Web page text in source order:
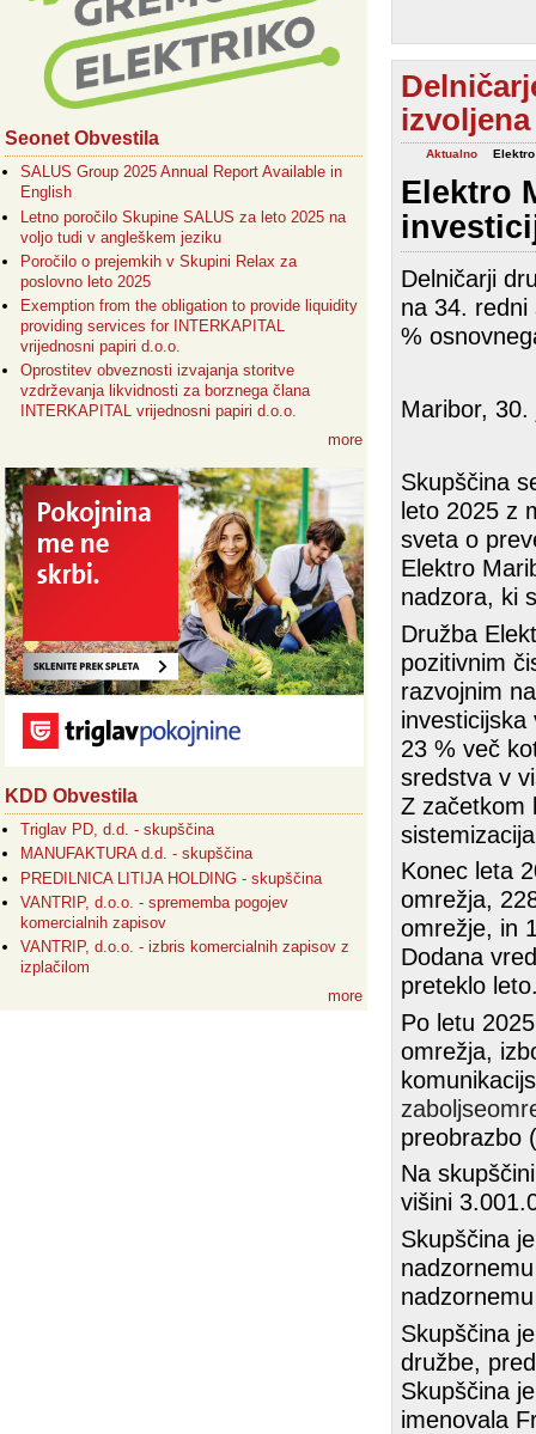
Seonet Obvestila
SALUS Group 2025 Annual Report Available in
English
Letno poročilo Skupine SALUS za leto 2025 na
voljo tudi v angleškem jeziku
Poročilo o prejemkih v Skupini Relax za
poslovno leto 2025
Exemption from the obligation to provide liquidity
providing services for INTERKAPITAL
vrijednosni papiri d.o.o.
Oprostitev obveznosti izvajanja storitve
vzdrževanja likvidnosti za borznega člana
INTERKAPITAL vrijednosni papiri d.o.o.
more
KDD Obvestila
Triglav PD, d.d. - skupščina
MANUFAKTURA d.d. - skupščina
PREDILNICA LITIJA HOLDING - skupščina
VANTRIP, d.o.o. - sprememba pogojev
komercialnih zapisov
VANTRIP, d.o.o. - izbris komercialnih zapisov z
izplačilom
more
Aktualno
Elektro
Delničarji
na 34.
%
Maribor, 30.
Skupščina
leto 2025 z
sveta o
Elektro
nadzora, ki
Družba
pozitivnim
razvojnim
23 % več
sredstva v
Z začetkom
Konec leta
omrežja,
omrežje, in
Dodana
preteklo
Po letu
omrežja,
preobrazbo
Na
višini
Skupščina
Skupščina
družbe,
Skupščina
imenovala